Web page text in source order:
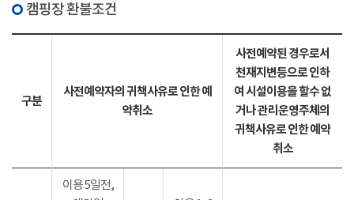
캠핑장 환불조건
구분
사전예약자의 귀책사유로 인한 예
약취소
사전예약된 경우로서
천재지변등으로 인하
여 시설이용을 할수 없
거나 관리운영주체의
귀책사유로 인한 예약
취소
이용 5일전,